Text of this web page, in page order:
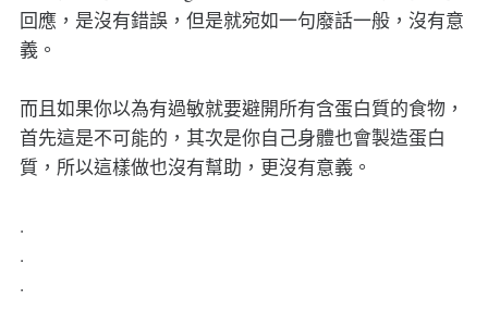
回應，是沒有錯誤，但是就宛如一句廢話一般，沒有意
義。
而且如果你以為有過敏就要避開所有含蛋白質的食物，
首先這是不可能的，其次是你自己身體也會製造蛋白
質，所以這樣做也沒有幫助，更沒有意義。
.
.
.